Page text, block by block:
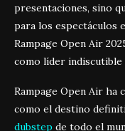
presentaciones, sino
para los espectáculos
Rampage Open Air
como líder indiscutible
Rampage Open Air ha
como el destino
dubstep de todo el